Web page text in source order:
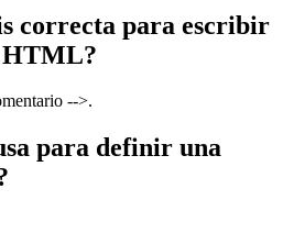
correcta para escribir
HTML?
-->.
para definir una